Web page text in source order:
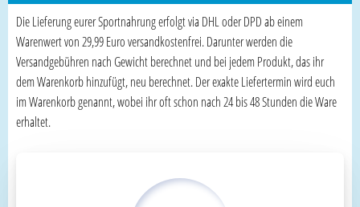
Die Lieferung eurer Sportnahrung erfolgt via DHL oder DPD ab einem
Warenwert von 29,99 Euro versandkostenfrei. Darunter werden die
Versandgebühren nach Gewicht berechnet und bei jedem Produkt, das ihr
dem Warenkorb hinzufügt, neu berechnet. Der exakte Liefertermin wird euch
im Warenkorb genannt, wobei ihr oft schon nach 24 bis 48 Stunden die Ware
erhaltet.